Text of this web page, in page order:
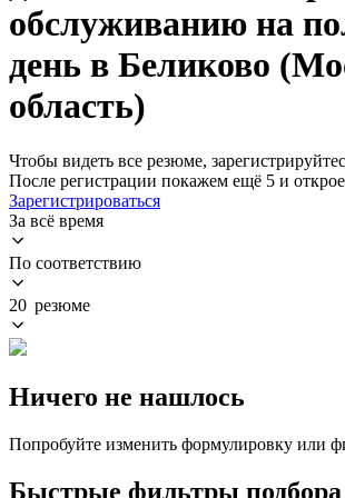
обслуживанию на
день в Беликово
область)
Чтобы видеть все резюме,
После регистрации покажем ещё 5 и
Зарегистрироваться
За всё время
По соответствию
20 резюме
Ничего не нашлось
Попробуйте изменить формулировку или
Быстрые фильтры